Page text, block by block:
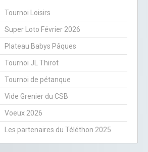
Tournoi Loisirs
Super Loto Février 2026
Plateau Babys Pâques
Tournoi JL Thirot
Tournoi de pétanque
Vide Grenier du CSB
Voeux 2026
Les partenaires du Téléthon 2025